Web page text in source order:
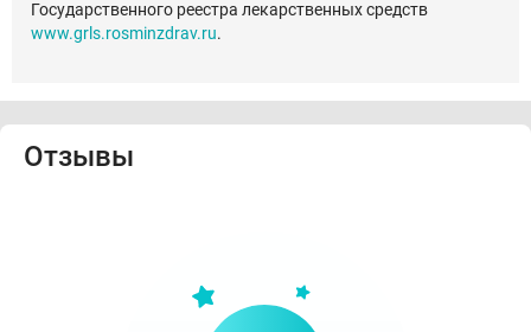
Государственного реестра лекарственных средств
www.grls.rosminzdrav.ru.
Отзывы